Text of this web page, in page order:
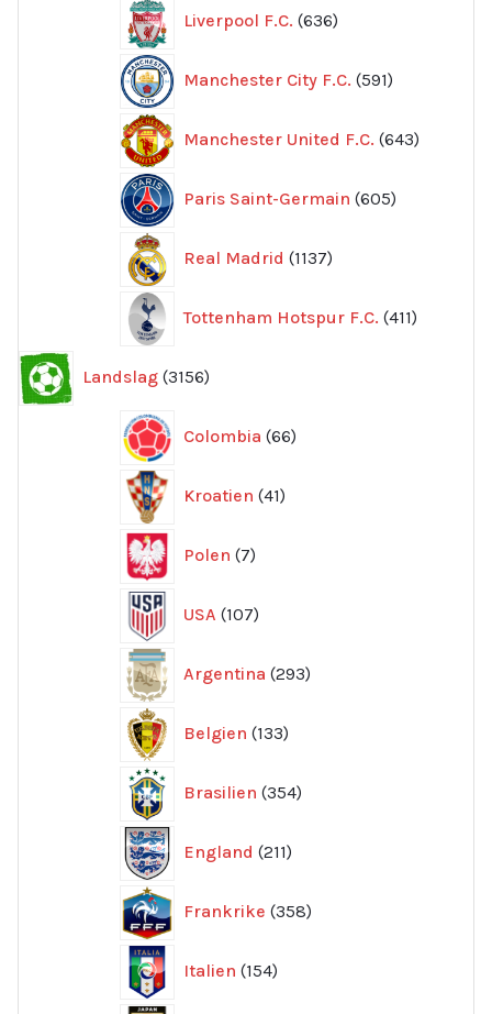
Liverpool F.C. 636
produkter
Manchester City F.C. 591
produkter
Manchester United F.C. 643
Paris Saint-Germain 605
produkter
Real Madrid 1137
produkter
Tottenham Hotspur F.C. 411
produkter
Landslag 3156
produkter
Colombia 66
produkter
Kroatien 41
produkter
Polen 7
produkter
USA 107
produkter
Argentina 293
produkter
Belgien 133
produkter
Brasilien 354
produkter
England 211
produkter
Frankrike 358
produkter
Italien 154
produkter